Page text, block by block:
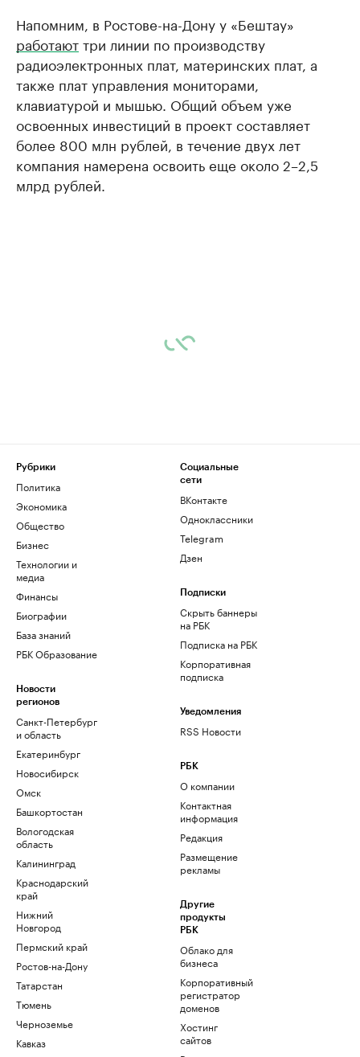
Напомним, в Ростове-на-Дону у «Бештау»
работаюттри линии по производству
радиоэлектронных плат, материнских плат, а
также плат управления мониторами,
клавиатурой и мышью. Общий объем уже
освоенных инвестиций в проект составляет
более 800 млн рублей, в течение двух лет
компания намерена освоить еще около 2–2,5
млрд рублей.
Рубрики
Политика
Экономика
Общество
Бизнес
Технологии и
медиа
Финансы
Биографии
База знаний
РБК Образование
Новости
регионов
Санкт-Петербург
и область
Екатеринбург
Новосибирск
Омск
Башкортостан
Вологодская
область
Калининград
Краснодарский
край
Нижний
Новгород
Пермский край
Ростов-на-Дону
Татарстан
Тюмень
Черноземье
Кавказ
Социальные
сети
ВКонтакте
Одноклассники
Telegram
Дзен
Подписки
Скрыть баннеры
на РБК
Подписка на РБК
Корпоративная
подписка
Уведомления
RSS Новости
РБК
О компании
Контактная
информация
Редакция
Размещение
рекламы
Другие
продукты
РБК
Облако для
бизнеса
Корпоративный
регистратор
доменов
Хостинг
сайтов